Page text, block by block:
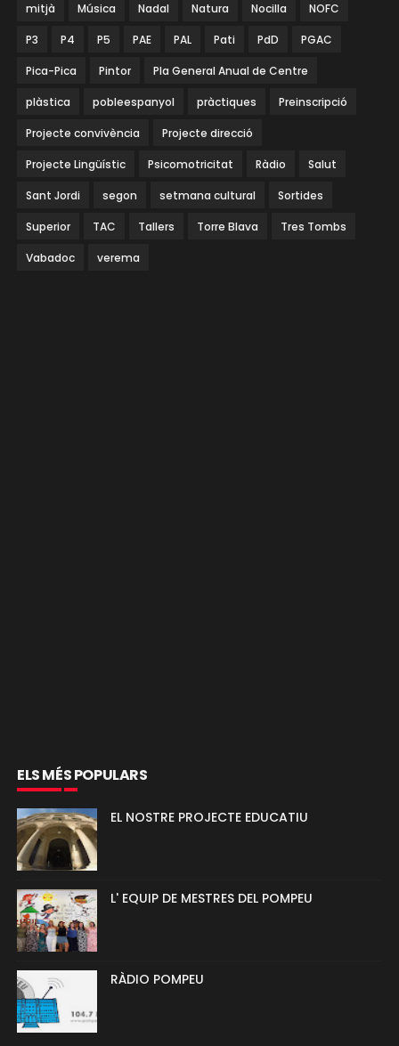
mitjà Música Nadal Natura Nocilla NOFC
P3 P4 P5 PAE PAL Pati PdD PGAC
Pica-Pica Pintor Pla General Anual de Centre
plàstica pobleespanyol pràctiques Preinscripció
Projecte convivència Projecte direcció
Projecte Lingüístic Psicomotricitat Ràdio Salut
Sant Jordi segon setmana cultural Sortides
Superior TAC Tallers Torre Blava Tres Tombs
Vabadoc verema
ELS MÉS POPULARS
EL NOSTRE PROJECTE EDUCATIU
L' EQUIP DE MESTRES DEL POMPEU
RÀDIO POMPEU